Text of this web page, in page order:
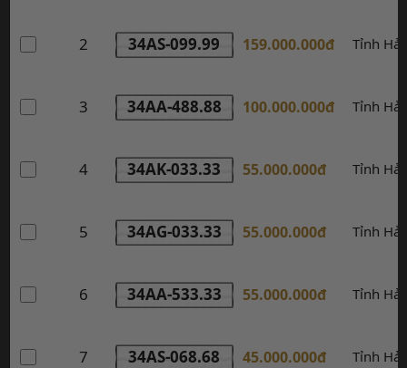
2 34AS-099.99 159.000.000đ Tỉnh
3 34AA-488.88 100.000.000đ Tỉnh
4 34AK-033.33 55.000.000đ Tỉnh
5 34AG-033.33 55.000.000đ Tỉnh
6 34AA-533.33 55.000.000đ Tỉnh
7 34AS-068.68 45.000.000đ Tỉnh